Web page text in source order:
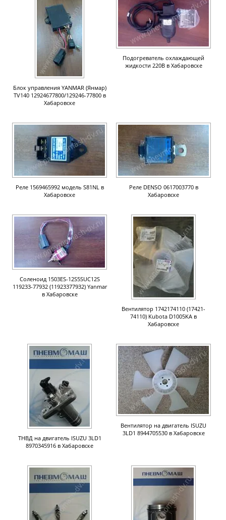
Блок управления YANMAR (Янмар)
TV140 12924677800/129246-77800 в
Хабаровске
Подогреватель охлаждающей
жидкости 220В в Хабаровске
Реле 1569465992 модель S81NL в
Хабаровске
Реле DENSO 0617003770 в
Хабаровске
Соленоид 1503ES-12S5SUC12S
119233-77932 (11923377932) Yanmar
в Хабаровске
Вентилятор 1742174110 (17421-
74110) Kubota D1005KA в
Хабаровске
ТНВД на двигатель ISUZU 3LD1
8970345916 в Хабаровске
Вентилятор на двигатель ISUZU
3LD1 8944705530 в Хабаровске